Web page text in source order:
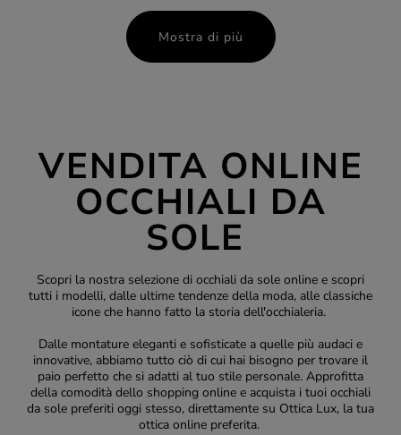
Mostra di più
VENDITA ONLINE
OCCHIALI DA
SOLE
Scopri la nostra selezione di occhiali da sole online e scopri
tutti i modelli, dalle ultime tendenze della moda, alle classiche
icone che hanno fatto la storia dell'occhialeria.
Dalle montature eleganti e sofisticate a quelle più audaci e
innovative, abbiamo tutto ciò di cui hai bisogno per trovare il
paio perfetto che si adatti al tuo stile personale. Approfitta
della comodità dello shopping online e acquista i tuoi occhiali
da sole preferiti oggi stesso, direttamente su Ottica Lux, la tua
ottica onlinepreferita.